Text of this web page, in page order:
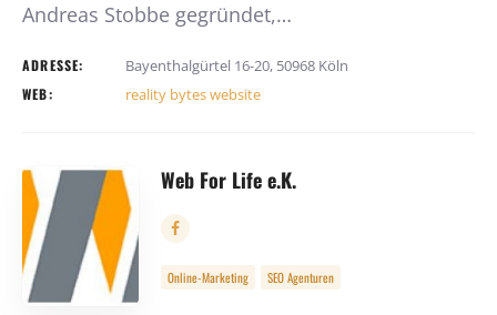
Andreas Stobbe gegründet,…
ADRESSE: Bayenthalgürtel 16-20, 50968 Köln
WEB: reality bytes website
Web For Life e.K.
Online-Marketing SEO Agenturen